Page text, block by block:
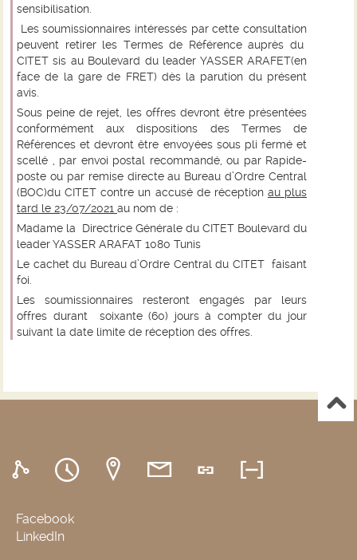
sensibilisation.
Les soumissionnaires intéressés par cette consultation
peuvent retirer les Termes de Référence auprès du
CITET sis au Boulevard du leader YASSER ARAFET(en
face de la gare de FRET) dès la parution du présent
avis.
Sous peine de rejet, les offres devront être présentées
conformément aux dispositions des Termes de
Références et devront être envoyées sous pli fermé et
scellé , par envoi postal recommandé, ou par Rapide-
poste ou par remise directe au Bureau d’Ordre Central
(BOC)du CITET contre un accusé de réception au plus
tard le 23/07/2021 au nom de :
Madame la Directrice Générale du CITET Boulevard du
leader YASSER ARAFAT 1080 Tunis
Le cachet du Bureau d’Ordre Central du CITET faisant
foi.
Les soumissionnaires resteront engagés par leurs
offres durant soixante (60) jours à compter du jour
suivant la date limite de réception des offres.
Facebook
LinkedIn